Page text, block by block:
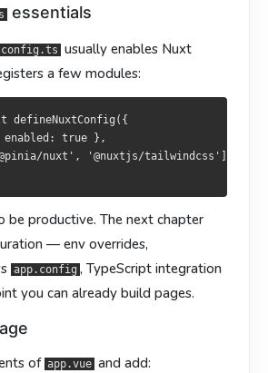
4</h1>
4</h1>
essentials
usually enables Nuxt
a few modules:
defineNuxtConfig({
true },
nuxt', '@nuxtjs/tailwindcss'],
be productive. The next chapter
— env overrides,
app.config , TypeScript integration
you can already build pages.
of app.vue and add: